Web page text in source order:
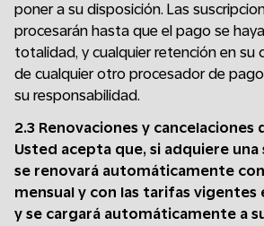
poner a su disposición. Las
procesarán hasta que el pago se
totalidad, y cualquier retención en su
de cualquier otro procesador de
su responsabilidad.
2.3 Renovaciones y cancelaciones
Usted acepta que, si adquiere
se renovará automáticamente
mensual y con las tarifas
y se cargará automáticamente a